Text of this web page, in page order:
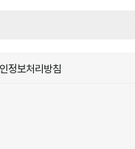
정보처리방침